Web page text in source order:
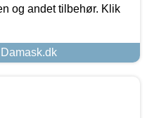
og andet tilbehør. Klik